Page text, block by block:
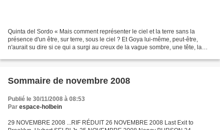
Quinta del Sordo « Mais comment représenter le ciel et la terre sans la
présence d'un être, sur terre, sous le ciel ? Et Goya lui-même, peut-être,
n'aurait su dire si ce qui a surgi au creux de la vague sombre, une tête, la
Sommaire de novembre 2008
Publié le 30/11/2008 à 08:53
Par espace-holbein
29 NOVEMBRE 2008 ...RIF RÉDUIT 26 NOVEMBRE 2008 Last Exit to